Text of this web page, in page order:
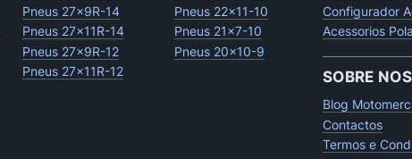
Pneus 27x9R-14
Pneus 27x11R-14
Pneus 27x9R-12
Pneus 27x11R-12
Pneus 22x11-10
Pneus 21x7-10
Pneus 20x10-9
Configurador
Acessorios
SOBRE NOS
Blog
Contactos
Termos e